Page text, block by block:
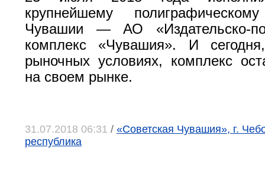
крупнейшему
Чувашии — АО «Издательско-
комплекс «Чувашия». И
рыночных условиях, комплекс
на своем рынке.
31.07.2018 06:31 / «Советская Чувашия», г.
республика